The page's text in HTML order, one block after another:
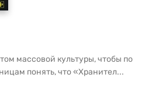
массовой культуры, чтобы по
понять, что «Хранител...